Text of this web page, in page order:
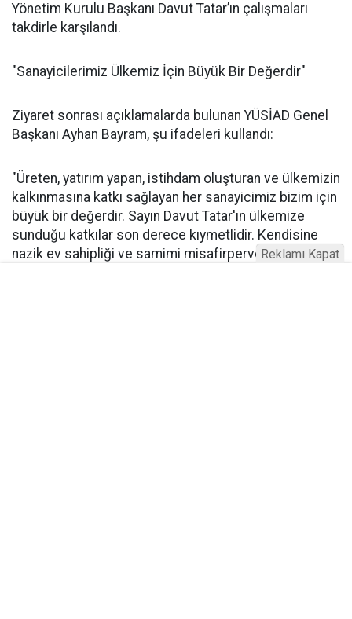
Yönetim Kurulu Başkanı Davut Tatar’ın çalışmaları
takdirle karşılandı.
"Sanayicilerimiz Ülkemiz İçin Büyük Bir Değerdir"
Ziyaret sonrası açıklamalarda bulunan YÜSİAD Genel
Başkanı Ayhan Bayram, şu ifadeleri kullandı:
"Üreten, yatırım yapan, istihdam oluşturan ve ülkemizin
kalkınmasına katkı sağlayan her sanayicimiz bizim için
büyük bir değerdir. Sayın Davut Tatar'ın ülkemize
sunduğu katkılar son derece kıymetlidir. Kendisine
nazik ev sahipliği ve samimi misafirperverliği için
Reklamı Kapat